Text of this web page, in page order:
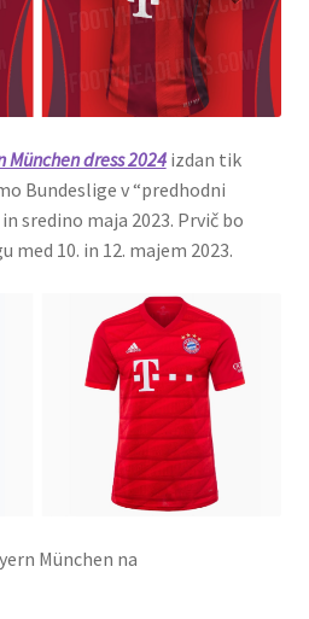
München dress 2024izdan tik
Bundeslige v “predhodni
sredino maja 2023. Prvič bo
10. in 12. majem 2023.
München na